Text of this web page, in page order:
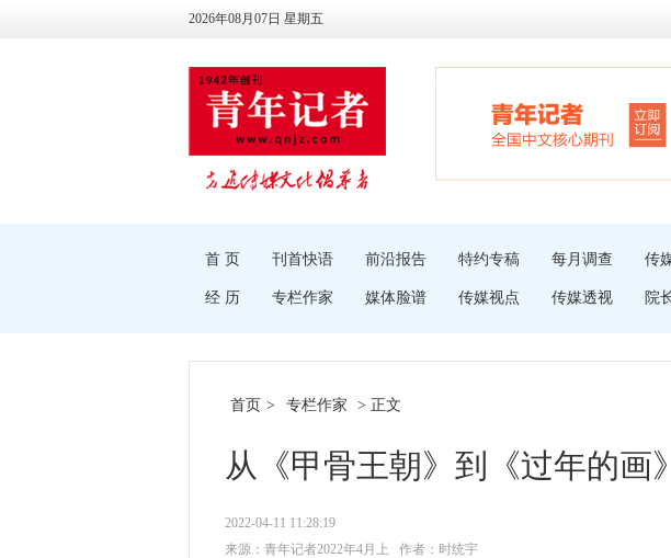
2026年08月07日 星期五
首 页 刊首快语 前沿报告 特约专稿 每月调查 传
经 历 专栏作家 媒体脸谱 传媒视点 传媒透视 院
首页 > 专栏作家 > 正文
从《甲骨王朝》到《过年的画》
2022-04-11 11:28:19
来源：青年记者2022年4月上
作者：时统宇